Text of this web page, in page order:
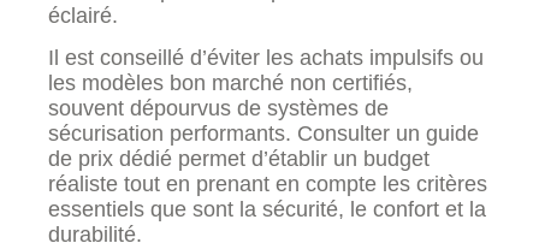
éclairé.
Il est conseillé d’éviter les achats impulsifs ou
les modèles bon marché non certifiés,
souvent dépourvus de systèmes de
sécurisation performants. Consulter un guide
de prix dédié permet d’établir un budget
réaliste tout en prenant en compte les critères
essentiels que sont la sécurité, le confort et la
durabilité.